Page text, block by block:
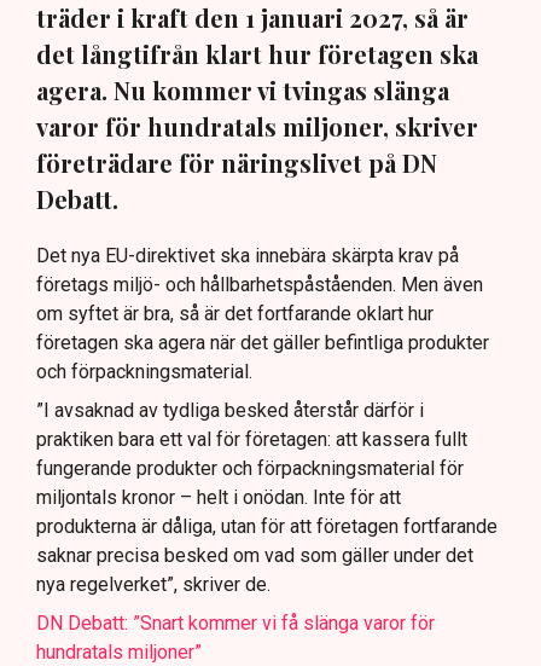
träder i kraft den 1 januari 2027, så är
det långtifrån klart hur företagen ska
agera. Nu kommer vi tvingas slänga
varor för hundratals miljoner, skriver
företrädare för näringslivet på DN
Debatt.
Det nya EU-direktivet ska innebära skärpta krav på
företags miljö- och hållbarhetspåståenden. Men även
om syftet är bra, så är det fortfarande oklart hur
företagen ska agera när det gäller befintliga produkter
och förpackningsmaterial.
”I avsaknad av tydliga besked återstår därför i
praktiken bara ett val för företagen: att kassera fullt
fungerande produkter och förpackningsmaterial för
miljontals kronor – helt i onödan. Inte för att
produkterna är dåliga, utan för att företagen fortfarande
saknar precisa besked om vad som gäller under det
nya regelverket”, skriver de.
DN Debatt: ”Snart kommer vi få slänga varor för
hundratals miljoner”